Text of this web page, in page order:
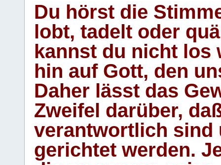
Du hörst die
lobt, tadelt oder
kannst du nicht los
hin auf Gott, den
Daher lässt das
Zweifel darüber,
verantwortlich sind
gerichtet werden.